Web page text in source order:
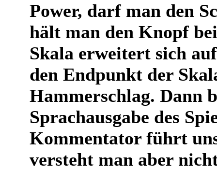
Power, darf man den
hält man den Knopf
Skala erweitert sich
den Endpunkt der
Hammerschlag. Dann
Sprachausgabe des
Kommentator führt
versteht man aber